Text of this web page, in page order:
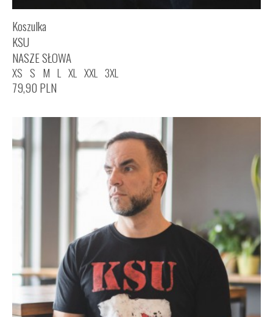
Koszulka
KSU
NASZE SŁOWA
XS S M L XL XXL 3XL
79,90 PLN